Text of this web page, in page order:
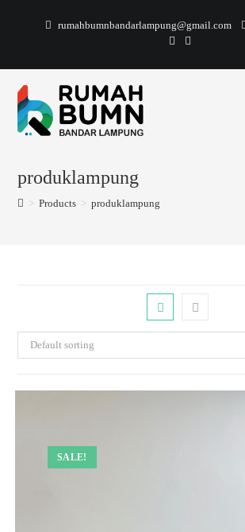
rumahbumnbandarlampung@gmail.com
produklampung
> Products > produklampung
Default sorting
SALE!